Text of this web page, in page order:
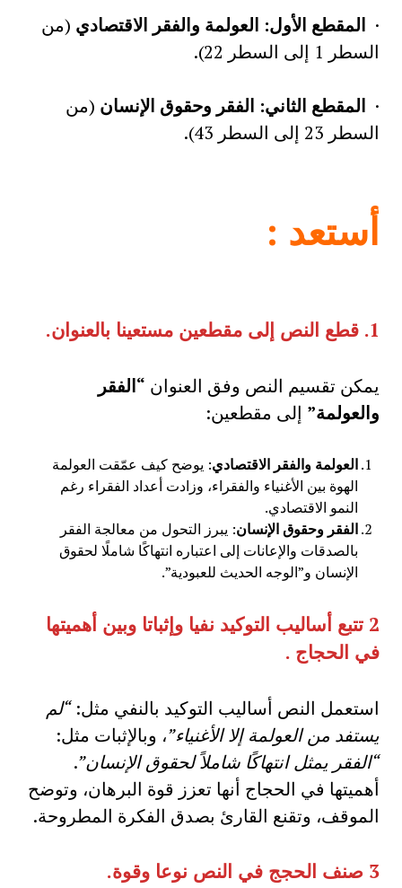
· المقطع الأول: العولمة والفقر الاقتصادي (من
السطر 1 إلى السطر 22).
· المقطع الثاني: الفقر وحقوق الإنسان (من
السطر 23 إلى السطر 43).
أستعد :
1. قطع النص إلى مقطعين مستعينا بالعنوان.
يمكن تقسيم النص وفق العنوان “الفقر
والعولمة” إلى مقطعين:
العولمة والفقر الاقتصادي: يوضح كيف عمّقت العولمة
الهوة بين الأغنياء والفقراء، وزادت أعداد الفقراء رغم
النمو الاقتصادي.
الفقر وحقوق الإنسان: يبرز التحول من معالجة الفقر
بالصدقات والإعانات إلى اعتباره انتهاكًا شاملًا لحقوق
الإنسان و”الوجه الحديث للعبودية”.
2 تتبع أساليب التوكيد نفيا وإثباتا وبين أهميتها
في الحجاج .
استعمل النص أساليب التوكيد بالنفي مثل:“لم
يستفد من العولمة إلا الأغنياء”، وبالإثبات مثل:
“الفقر يمثل انتهاكًا شاملاً لحقوق الإنسان”.
أهميتها في الحجاج أنها تعزز قوة البرهان، وتوضح
الموقف، وتقنع القارئ بصدق الفكرة المطروحة.
3 صنف الحجج في النص نوعا وقوة.